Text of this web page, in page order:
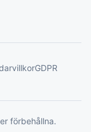
GDPR
förbehållna.